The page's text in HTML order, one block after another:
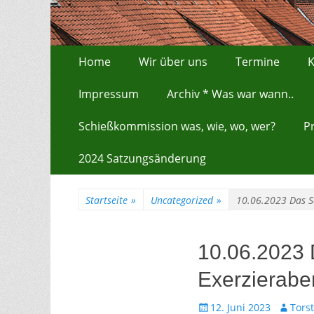
Erstes Menü
Inhalt:
Home Wir über uns Termine
Impressum Archiv * Was war wann..
Schießkommission was, wie, wo, wer?
2024 Satzungsänderung
Startseite » Uncategorized » 10.06.2023 Das
10.06.2023
Gepostet
12. Juni 2023 Autor